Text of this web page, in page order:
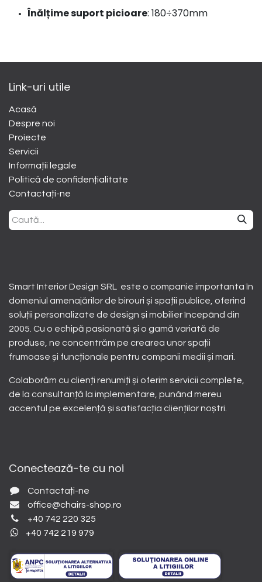
Înălțime suport picioare: 180÷370mm
Link-uri utile
Acasă
Despre noi
​Proiecte
Servicii
Informații legale
Politică de confidențialitate
Contactați-ne
Smart Interior Design SRL este o companie importanta în
domeniul amenajărilor de birouri și spații publice, oferind
soluții personalizate de design și mobilier începând din
2005. Cu o echipă pasionată și o gamă variată de
produse, ne concentrăm pe crearea unor spații
frumoase și funcționale pentru companii medii și mari.
Colaborăm cu clienți renumiți și oferim servicii complete,
de la consultanță la implementare, punând mereu
accentul pe excelență și satisfacția clienților noștri.
Conectează-te cu noi
Contactați-ne
office@chairs-shop.ro
+40 742 220 325
+40 742 219 979